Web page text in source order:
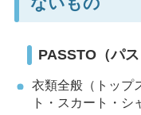
PASSTO（パ
衣類全般（トップ
ト・スカート・シ